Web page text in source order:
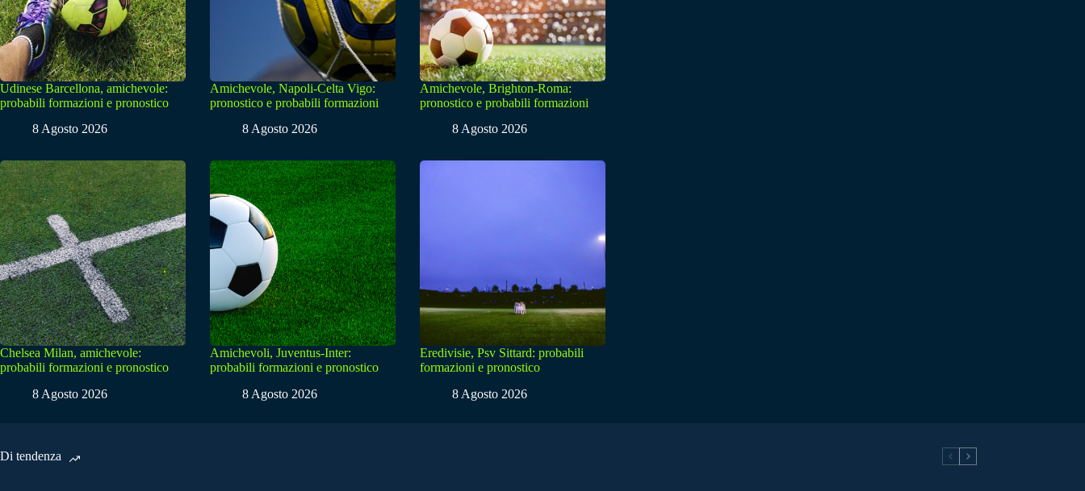
Udinese Barcellona, amichevole:
probabili formazioni e pronostico
8 Agosto 2026
Amichevole, Napoli-Celta Vigo:
pronostico e probabili formazioni
8 Agosto 2026
Amichevole, Brighton-Roma:
pronostico e probabili formazioni
8 Agosto 2026
Chelsea Milan, amichevole:
probabili formazioni e pronostico
8 Agosto 2026
Amichevoli, Juventus-Inter:
probabili formazioni e pronostico
8 Agosto 2026
Eredivisie, Psv Sittard: probabili
formazioni e pronostico
8 Agosto 2026
Di tendenza